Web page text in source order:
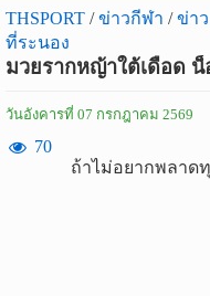
THSPORT / ข่าวกีฬา / ข่า
ที่ระนอง
มวยรากหญ้าใต้เดือด
วันอังคารที่ 07 กรกฎาคม 2569
70
ถ้าไม่อยากพลาด
เข้าสู่ระบบ
เข้าสู่ระบบด้วย
สมัคร
สมาชิก